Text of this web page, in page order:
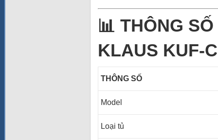
📊 THÔNG
KLAUS KUF-
THÔNG SỐ
Model
Loại tủ